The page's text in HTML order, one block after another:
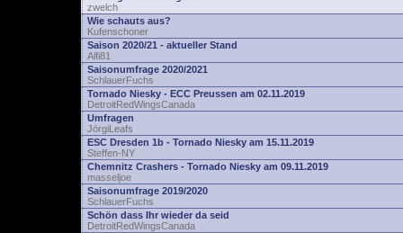
zwelch
Wie schauts aus?
Kufenschoner
Saison 2020/21 - aktueller Stand
Alfi81
Saisonumfrage 2020/2021
SchlauerFuchs
Tornado Niesky - ECC Preussen am 02.11.2019
DetroitRedWingsCanada
Umfragen
JörgiLeafs
ESC Dresden 1b - Tornado Niesky am 15.11.2019
Steffen-NY
Chemnitz Crashers - Tornado Niesky am 09.11.2019
masseljoe
Saisonumfrage 2019/2020
SchlauerFuchs
Schön dass Ihr wieder da seid
DetroitRedWingsCanada